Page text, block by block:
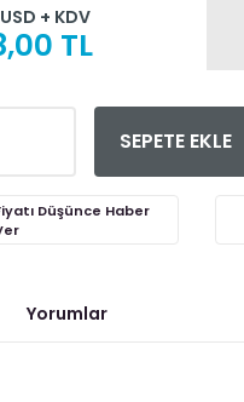
+ KDV
TL
SEPETE EKLE
Düşünce Haber
Yorumlar